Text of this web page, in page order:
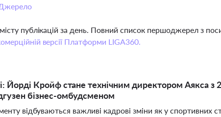
публікацій за день. Повний список першоджерел з
версії Платформи LIGA360.
Йорді Кройф стане технічним директором Аякса з
бізнес-омбудсменом
відбуваються важливі кадрові зміни як у спортивних